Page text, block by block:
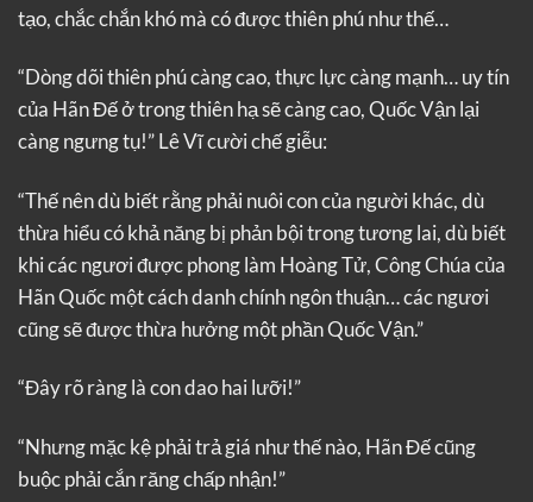
tạo, chắc chắn khó mà có được thiên phú như thế…
“Dòng dõi thiên phú càng cao, thực lực càng mạnh… uy tín
của Hãn Đế ở trong thiên hạ sẽ càng cao, Quốc Vận lại
càng ngưng tụ!” Lê Vĩ cười chế giễu:
“Thế nên dù biết rằng phải nuôi con của người khác, dù
thừa hiểu có khả năng bị phản bội trong tương lai, dù biết
khi các ngươi được phong làm Hoàng Tử, Công Chúa của
Hãn Quốc một cách danh chính ngôn thuận… các ngươi
cũng sẽ được thừa hưởng một phần Quốc Vận.”
“Đây rõ ràng là con dao hai lưỡi!”
“Nhưng mặc kệ phải trả giá như thế nào, Hãn Đế cũng
buộc phải cắn răng chấp nhận!”